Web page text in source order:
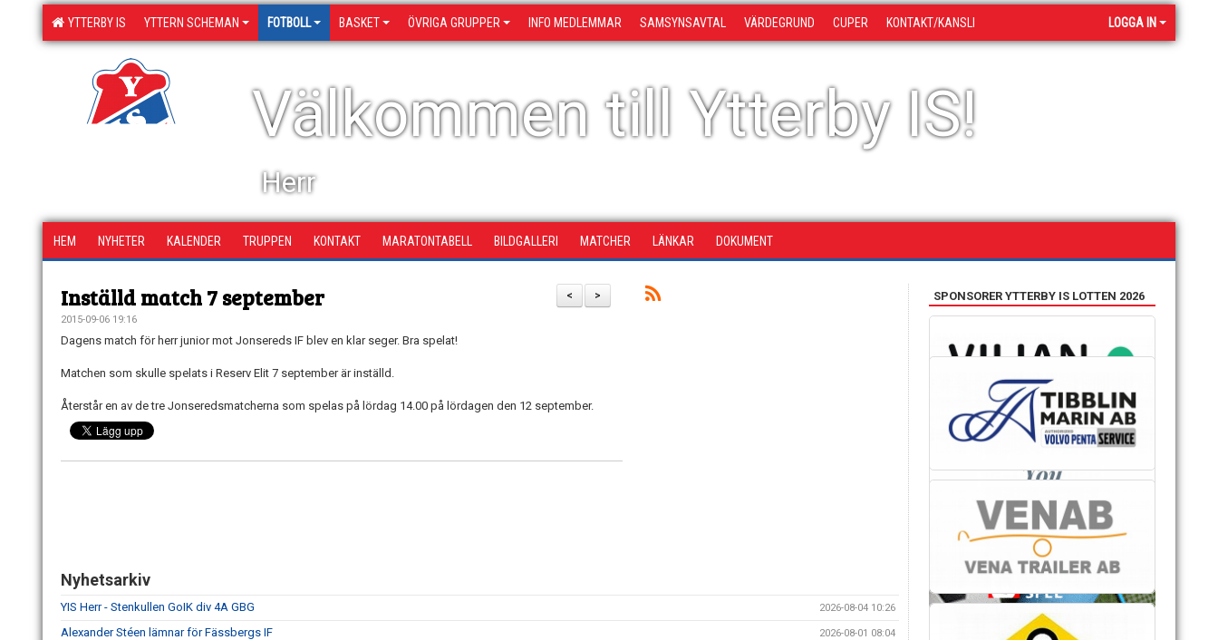
YTTERBY IS YTTERN SCHEMAN FOTBOLL BASKET ÖVRIGA GRUPPER INFO MEDLEMMAR SAMSYNSAVTAL VÄRDEGRUND CUPER KONTAKT/KANSLI LOGGA IN
Välkommen till Ytterby IS!
Herr
HEM NYHETER KALENDER TRUPPEN KONTAKT MARATONTABELL BILDGALLERI MATCHER LÄNKAR DOKUMENT
>
<
Inställd match 7 september
2015-09-06 19:16
Dagens match för herr junior mot Jonsereds IF blev en klar seger. Bra spelat!
Matchen som skulle spelats i Reserv Elit 7 september är inställd.
Återstår en av de tre Jonseredsmatcherna som spelas på lördag 14.00 på lördagen den 12 september.
Nyhetsarkiv
YIS Herr - Stenkullen GoIK div 4A GBG 2026-08-04 10:26
Alexander Stéen lämnar för Fässbergs IF 2026-08-01 08:04
SPONSORER YTTERBY IS LOTTEN 2026
HANDLA OCH STÖTTA OSS SAMTIDIGT